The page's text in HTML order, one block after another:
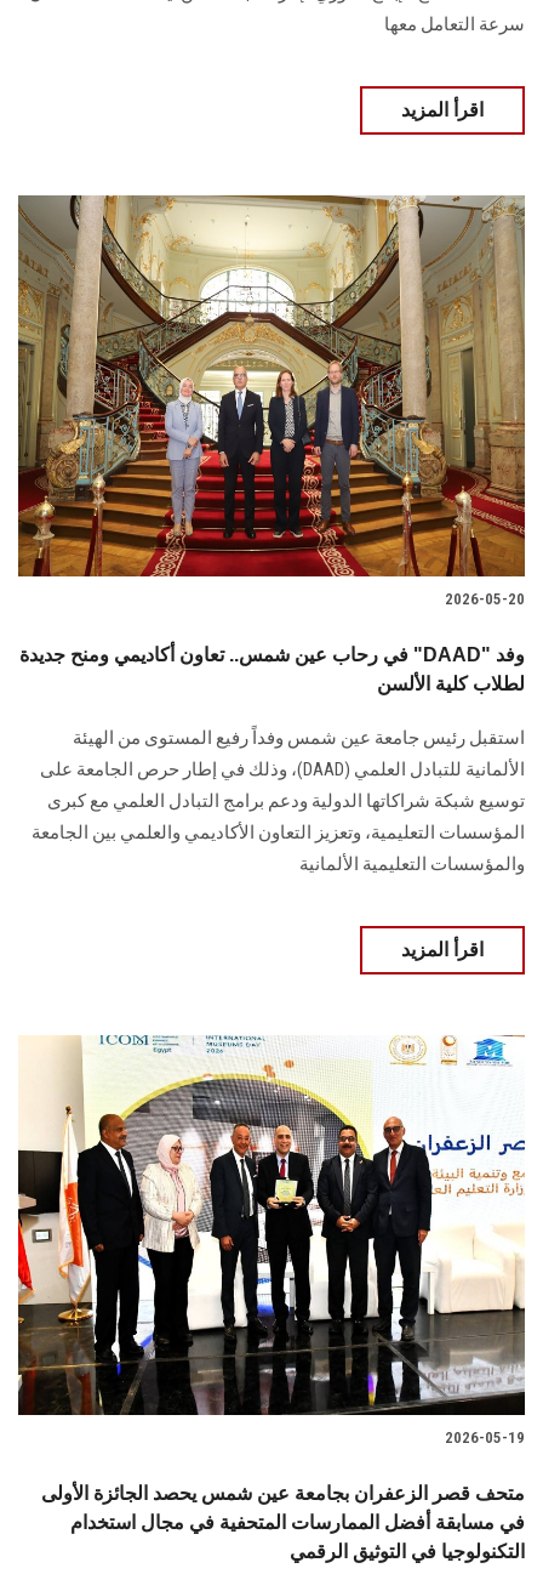
سرعة التعامل معها
اقرأ المزيد
2026-05-20
في رحاب عين شمس.. تعاون أكاديمي ومنح جديدة "DAAD" وفد
لطلاب كلية الألسن
استقبل رئيس جامعة عين شمس وفداً رفيع المستوى من الهيئة
الألمانية للتبادل العلمي (DAAD)، وذلك في إطار حرص الجامعة على
توسيع شبكة شراكاتها الدولية ودعم برامج التبادل العلمي مع كبرى
المؤسسات التعليمية، وتعزيز التعاون الأكاديمي والعلمي بين الجامعة
والمؤسسات التعليمية الألمانية
اقرأ المزيد
2026-05-19
متحف قصر الزعفران بجامعة عين شمس يحصد الجائزة الأولى
في مسابقة أفضل الممارسات المتحفية في مجال استخدام
التكنولوجيا في التوثيق الرقمي